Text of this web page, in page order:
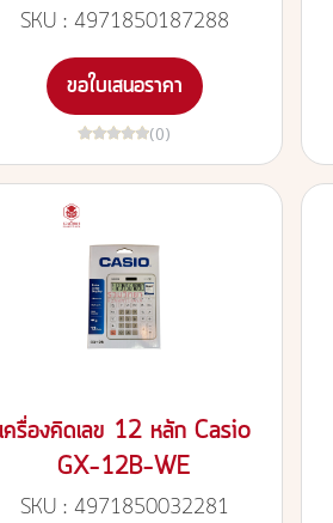
SKU : 4971850187288
ขอใบเสนอราคา
(0)
เครื่องคิดเลข 12 หลัก Casio
GX-12B-WE
SKU : 4971850032281